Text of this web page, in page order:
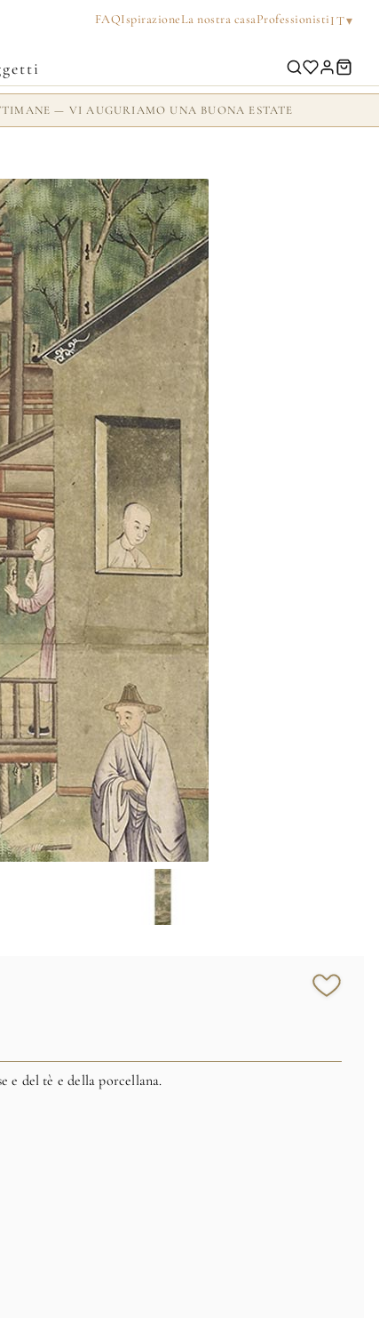
FAQIspirazioneLa nostra casaProfessionistiIT▾
— VI AUGURIAMO UNA BUONA ESTATE
e del tè e della porcellana.